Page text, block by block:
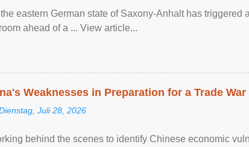
eastern German state of Saxony-Anhalt has triggered
ahead of a ... View article...
Weaknesses in Preparation for a Trade War
Juli 28, 2026
behind the scenes to identify Chinese economic